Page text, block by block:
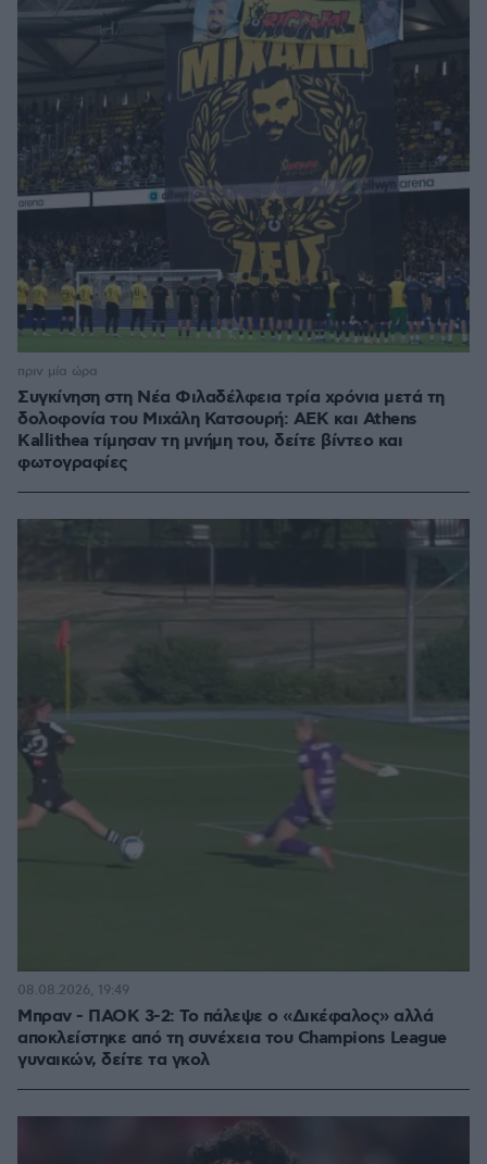
Συγκίνηση στη Νέα Φιλαδέλφεια τρία χρόνια μετά τη
δολοφονία του Μιχάλη Κατσουρή: ΑΕΚ και Athens
Kallithea τίμησαν τη μνήμη του, δείτε βίντεο και
φωτογραφίες
πριν μία ώρα
Μπραν - ΠΑΟΚ 3-2: Το πάλεψε ο «Δικέφαλος» αλλά
αποκλείστηκε από τη συνέχεια του Champions League
γυναικών, δείτε τα γκολ
08.08.2026, 19:49